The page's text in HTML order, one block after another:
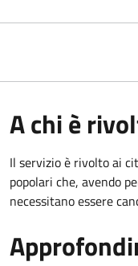
A chi è
Il servizio è rivolto ai
popolari che, avendo
necessitano essere